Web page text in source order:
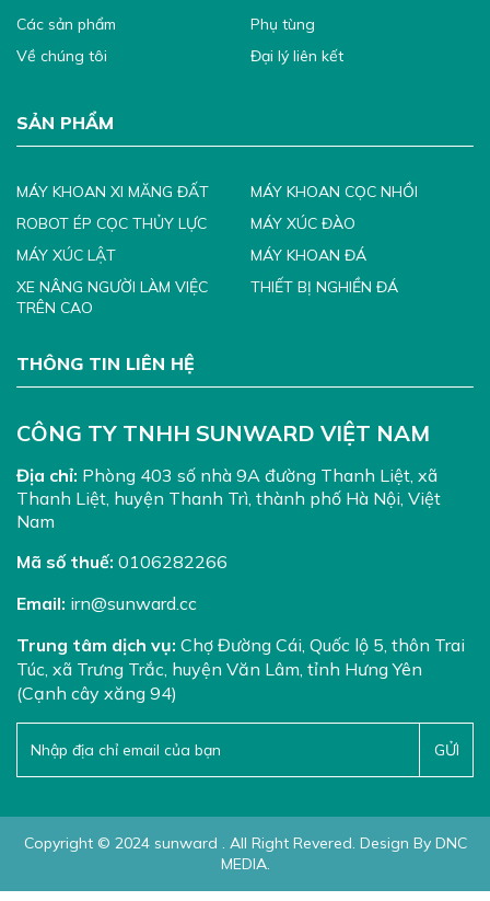
Các sản phẩm
Phụ tùng
Về chúng tôi
Đại lý liên kết
SẢN PHẨM
MÁY KHOAN XI MĂNG ĐẤT
MÁY KHOAN CỌC NHỒI
ROBOT ÉP CỌC THỦY LỰC
MÁY XÚC ĐÀO
MÁY XÚC LẬT
MÁY KHOAN ĐÁ
XE NÂNG NGƯỜI LÀM VIỆC
TRÊN CAO
THIẾT BỊ NGHIỀN ĐÁ
THÔNG TIN LIÊN HỆ
CÔNG TY TNHH SUNWARD VIỆT NAM
Địa chỉ: Phòng 403 số nhà 9A đường Thanh Liệt, xã
Thanh Liệt, huyện Thanh Trì, thành phố Hà Nội, Việt
Nam
Mã số thuế: 0106282266
Email: irn@sunward.cc
Trung tâm dịch vụ: Chợ Đường Cái, Quốc lộ 5, thôn Trai
Túc, xã Trưng Trắc, huyện Văn Lâm, tỉnh Hưng Yên
(Cạnh cây xăng 94)
Copyright © 2024 sunward . All Right Revered. Design By DNC
MEDIA.